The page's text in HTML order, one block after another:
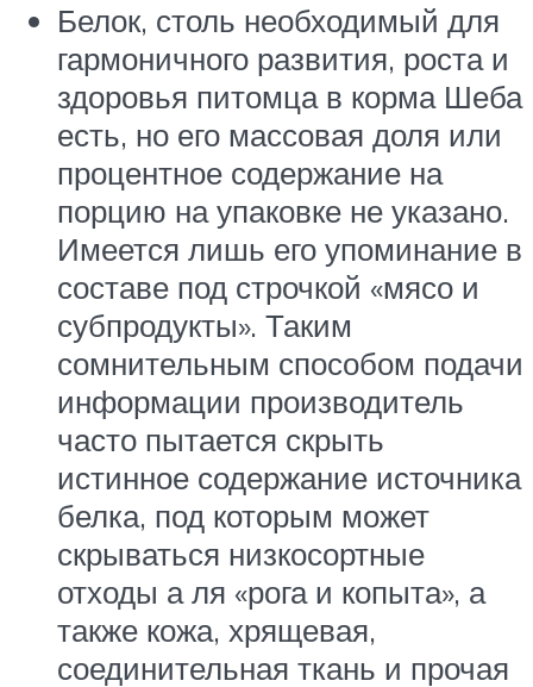
Белок, столь необходимый для
гармоничного развития, роста и
здоровья питомца в корма Шеба
есть, но его массовая доля или
процентное содержание на
порцию на упаковке не указано.
Имеется лишь его упоминание в
составе под строчкой «мясо и
субпродукты». Таким
сомнительным способом подачи
информации производитель
часто пытается скрыть
истинное содержание источника
белка, под которым может
скрываться низкосортные
отходы а ля «рога и копыта», а
также кожа, хрящевая,
соединительная ткань и прочая